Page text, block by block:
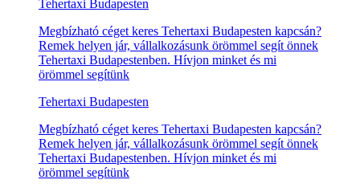
Tehertaxi Budapesten
Megbízható céget keres Tehertaxi Budapesten kapcsán?
Remek helyen jár, vállalkozásunk örömmel segít önnek
Tehertaxi Budapestenben. Hívjon minket és mi
örömmel segítünk
Tehertaxi Budapesten
Megbízható céget keres Tehertaxi Budapesten kapcsán?
Remek helyen jár, vállalkozásunk örömmel segít önnek
Tehertaxi Budapestenben. Hívjon minket és mi
örömmel segítünk